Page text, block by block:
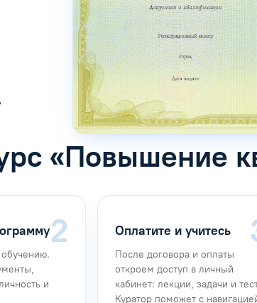
«Повышение
и
Оплатите и учитесь
После договора и оплаты
откроем доступ в личный
кабинет: лекции, задачи и
Куратор поможет с